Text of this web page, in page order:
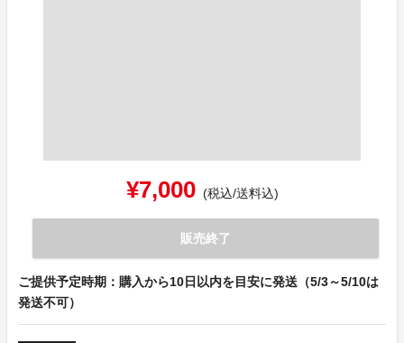
¥7,000 (税込/送料込)
販売終了
ご提供予定時期：購入から10日以内を目安に発送（5/3～5/10は
発送不可）